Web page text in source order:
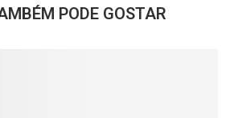
PODE GOSTAR